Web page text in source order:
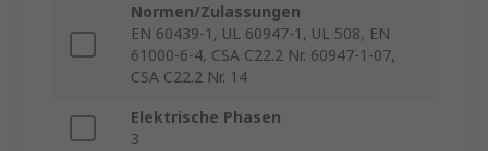
Normen/Zulassungen
EN 60439-1, UL 60947-1, UL 508, EN
61000-6-4, CSA C22.2 Nr. 60947-1-07,
CSA C22.2 Nr. 14
Elektrische Phasen
3